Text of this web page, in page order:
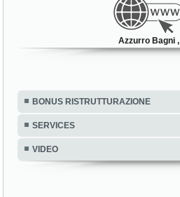
Azzurro Bagni ,
BONUS RISTRUTTURAZIONE
SERVICES
VIDEO